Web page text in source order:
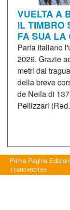
VUELTA A
IL TIMBRO
FA SUA LA
Parla italiano
2026. Grazie
metri dal
della breve
de Neila di
Pellizzari
Prima Pagina
11980460155